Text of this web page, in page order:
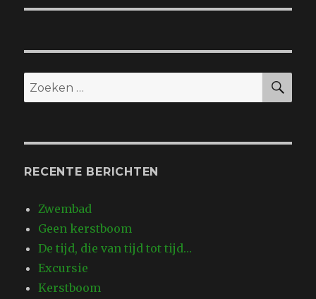
Zoeken
naar:
RECENTE BERICHTEN
Zwembad
Geen kerstboom
De tijd, die van tijd tot tijd…
Excursie
Kerstboom